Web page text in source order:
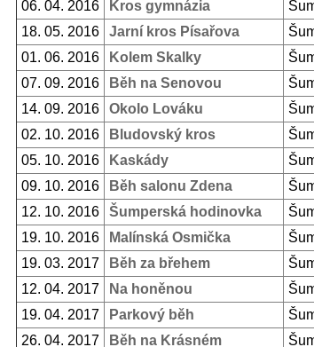
06. 04. 2016
Kros gymnázia
18. 05. 2016
Jarní kros Písařova
01. 06. 2016
Kolem Skalky
07. 09. 2016
Běh na Senovou
14. 09. 2016
Okolo Lováku
02. 10. 2016
Bludovský kros
05. 10. 2016
Kaskády
09. 10. 2016
Běh salonu Zdena
12. 10. 2016
Šumperská hodinovka
19. 10. 2016
Malínská Osmička
19. 03. 2017
Běh za břehem
12. 04. 2017
Na honěnou
19. 04. 2017
Parkový běh
26. 04. 2017
Běh na Krásném